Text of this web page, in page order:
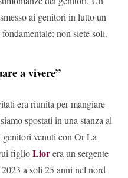
ai genitori in lutto un
non siete soli.
a vivere”
era riunita per mangiare
spostati in una stanza al
genitori venuti con Or La
figlioLiorera un sergente
a soli 25 anni nel nord